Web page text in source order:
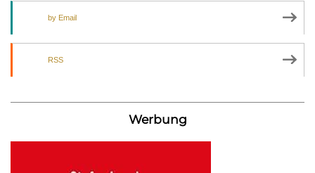
by Email
RSS
Werbung